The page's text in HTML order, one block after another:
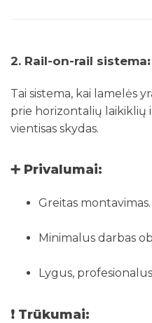
2. Rail-on-rail sistema:
Tai sistema, kai lamelės
prie horizontalių laikiklių
vientisas skydas.
➕ Privalumai:
Greitas montavimas.
Minimalus darbas
Lygus,
❗ Trūkumai: